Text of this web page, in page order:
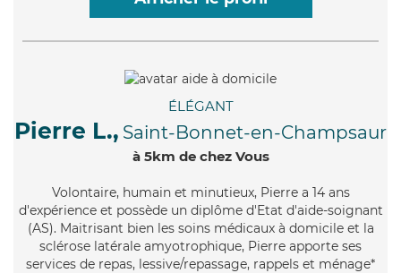
ÉLÉGANT
Pierre L., Saint-Bonnet-en-Champsaur
à 5km de chez Vous
Volontaire, humain et minutieux, Pierre a 14 ans
d'expérience et possède un diplôme d'Etat d'aide-soignant
(AS). Maitrisant bien les soins médicaux à domicile et la
sclérose latérale amyotrophique, Pierre apporte ses
services de repas, lessive/repassage, rappels et ménage*